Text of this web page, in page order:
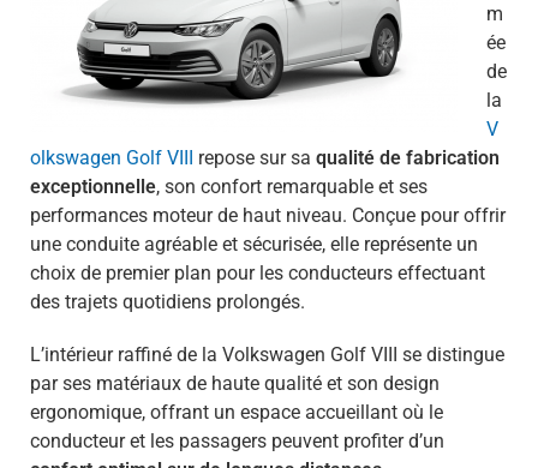
m
ée
de
la
V
olkswagen Golf VIII repose sur sa qualité de fabrication
exceptionnelle, son confort remarquable et ses
performances moteur de haut niveau. Conçue pour offrir
une conduite agréable et sécurisée, elle représente un
choix de premier plan pour les conducteurs effectuant
des trajets quotidiens prolongés.
L’intérieur raffiné de la Volkswagen Golf VIII se distingue
par ses matériaux de haute qualité et son design
ergonomique, offrant un espace accueillant où le
conducteur et les passagers peuvent profiter d’un